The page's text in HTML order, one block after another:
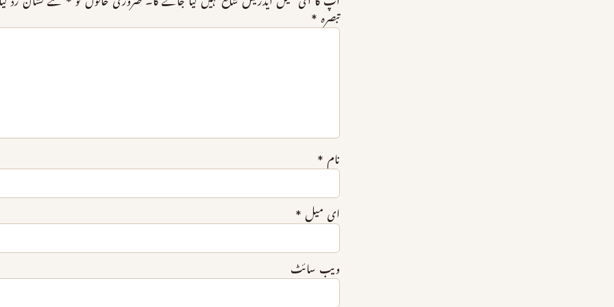
تبصرہ *
نام *
ای میل *
ویب‌ سائٹ